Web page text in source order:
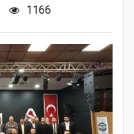
1166